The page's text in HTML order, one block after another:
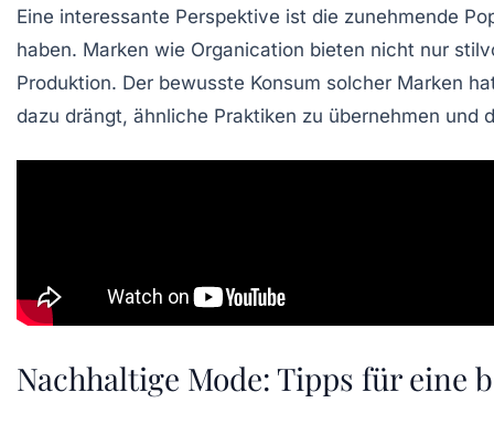
Eine interessante Perspektive ist die zunehmende
haben. Marken wie Organication bieten nicht nur
Produktion. Der bewusste Konsum solcher Marken
dazu drängt, ähnliche Praktiken zu übernehmen und
Nachhaltige Mode: Tipps für eine